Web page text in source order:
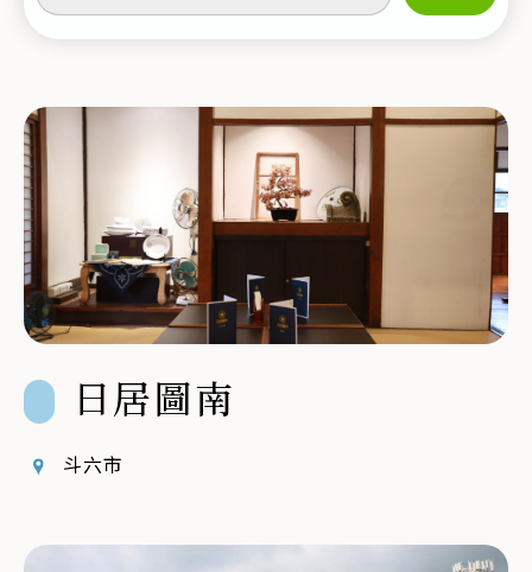
字
日居圖南
斗六市